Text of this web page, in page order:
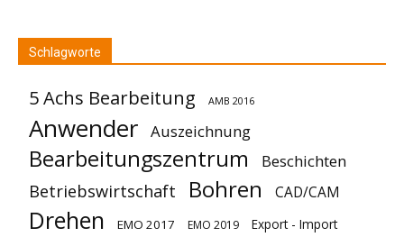
Schlagworte
5 Achs Bearbeitung AMB 2016
Anwender Auszeichnung
Bearbeitungszentrum Beschichten
Betriebswirtschaft Bohren CAD/CAM
Drehen EMO 2017 EMO 2019 Export - Import